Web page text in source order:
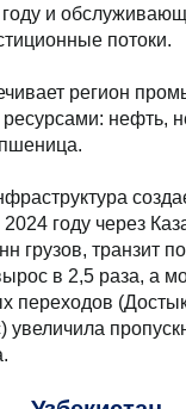
и
потоки.
регион
ресурсами: нефть,
году через
грузов, транзит
в 2,5 раза, а
переходов